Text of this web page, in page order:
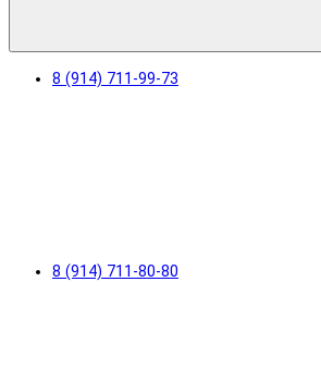
8 (914) 711-99-73
8 (914) 711-80-80